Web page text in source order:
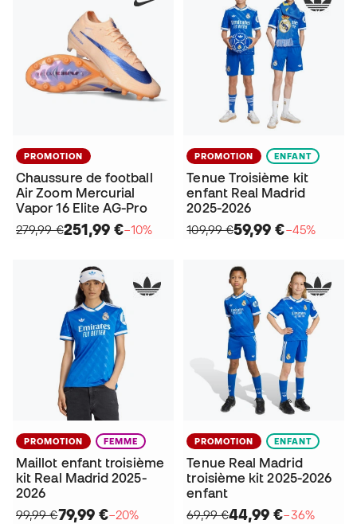
PROMOTION
Chaussure de football
Air Zoom Mercurial
Vapor 16 Elite AG-Pro
279,99 €251,99 €−10%
PROMOTION ENFANT
Tenue Troisième kit
enfant Real Madrid
2025-2026
109,99 €59,99 €−45%
PROMOTION FEMME
Maillot enfant troisième
kit Real Madrid 2025-
2026
99,99 €79,99 €−20%
PROMOTION ENFANT
Tenue Real Madrid
troisième kit 2025-2026
enfant
69,99 €44,99 €−36%